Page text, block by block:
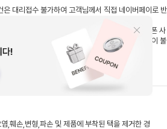
은 대리접수 불가하여 고객님께서 직접 네이버페이로 반
신 적립금은 재적립되며, 사용하신 쿠폰은 해당 쿠폰 사
이 불가할 수 있습니다.(부분반품시에는 쿠폰 복원이 불
제품은 매장 반품이 불가합니다.
,훼손,변형,파손 및 제품에 부착된 택을 제거한 경